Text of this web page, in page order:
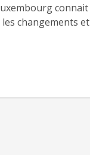
connait
changements et